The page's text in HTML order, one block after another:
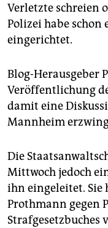
Verletzte schreien
Polizei habe schon
eingerichtet.
Blog-Herausgeber
Veröffentlichung
damit eine
Mannheim
Die
Mittwoch jedoch
ihn eingeleitet. Sie
Prothmann gegen
Strafgesetzbuches